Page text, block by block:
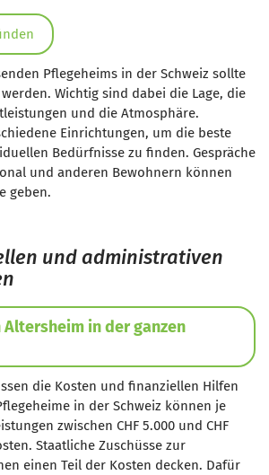
Pflegeheims in der Schweiz sollte
Wichtig sind dabei die Lage, die
und die Atmosphäre.
Einrichtungen, um die beste
Bedürfnisse zu finden. Gespräche
und anderen Bewohnern können
geben.
und administrativen
Altersheim in der ganzen
die Kosten und finanziellen Hilfen
in der Schweiz können je
zwischen CHF 5.000 und CHF
Staatliche Zuschüsse zur
einen Teil der Kosten decken. Dafür